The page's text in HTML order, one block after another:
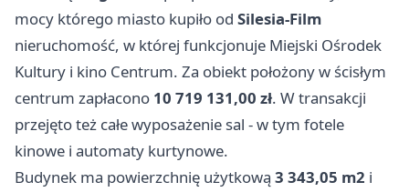
mocy którego miasto kupiło od Silesia-Film
nieruchomość, w której funkcjonuje Miejski Ośrodek
Kultury i kino Centrum. Za obiekt położony w ścisłym
centrum zapłacono 10 719 131,00 zł. W transakcji
przejęto też całe wyposażenie sal - w tym fotele
kinowe i automaty kurtynowe.
Budynek ma powierzchnię użytkową 3 343,05 m2 i